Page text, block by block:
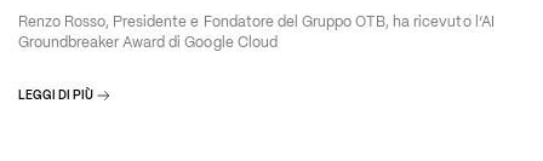
Renzo Rosso, Presidente e Fondatore del Gruppo OTB, ha ricevuto l’AI
Groundbreaker Award di Google Cloud
LEGGI DI PIÙ